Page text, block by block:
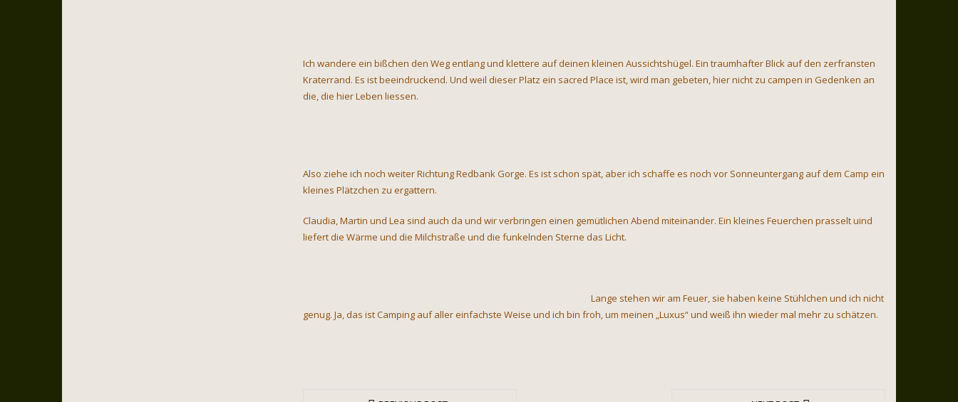
Ich wandere ein bißchen den Weg entlang und klettere auf deinen kleinen Aussichtshügel. Ein traumhafter Blick auf den zerfransten
Kraterrand. Es ist beeindruckend. Und weil dieser Platz ein sacred Place ist, wird man gebeten, hier nicht zu campen in Gedenken an
die, die hier Leben liessen.
Also ziehe ich noch weiter Richtung Redbank Gorge. Es ist schon spät, aber ich schaffe es noch vor Sonneuntergang auf dem Camp ein
kleines Plätzchen zu ergattern.
Claudia, Martin und Lea sind auch da und wir verbringen einen gemütlichen Abend miteinander. Ein kleines Feuerchen prasselt uind
liefert die Wärme und die Milchstraße und die funkelnden Sterne das Licht.
Lange stehen wir am Feuer, sie haben keine Stühlchen und ich nicht
genug. Ja, das ist Camping auf aller einfachste Weise und ich bin froh, um meinen „Luxus“ und weiß ihn wieder mal mehr zu schätzen.